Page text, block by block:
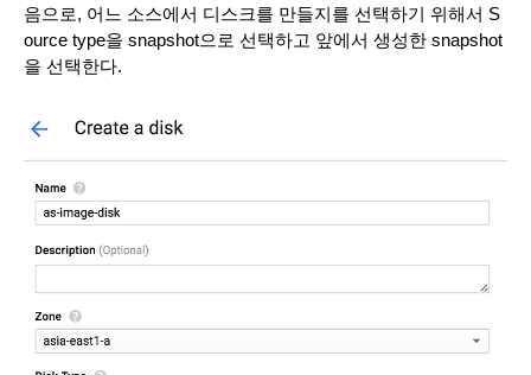
음으로, 어느 소스에서 디스크를 만들지를 선택하기 위해서 S
ource type을 snapshot으로 선택하고 앞에서 생성한 snapshot
을 선택한다.